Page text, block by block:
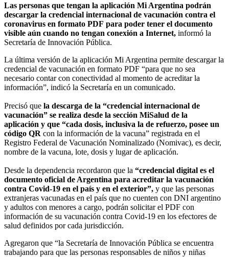
Las personas que tengan la aplicación Mi Argentina podrán
descargar la credencial internacional de vacunación contra el
coronavirus en formato PDF para poder tener el documento
visible aún cuando no tengan conexión a Internet, informó la
Secretaría de Innovación Pública.
La última versión de la aplicación Mi Argentina permite descargar la
credencial de vacunación en formato PDF “para que no sea
necesario contar con conectividad al momento de acreditar la
información”, indicó la Secretaría en un comunicado.
Precisó que la descarga de la “credencial internacional de
vacunación” se realiza desde la sección MiSalud de la
aplicación y que “cada dosis, inclusiva la de refuerzo, posee un
código QR con la información de la vacuna” registrada en el
Registro Federal de Vacunación Nominalizado (Nomivac), es decir,
nombre de la vacuna, lote, dosis y lugar de aplicación.
Desde la dependencia recordaron que la “credencial digital es el
documento oficial de Argentina para acreditar la vacunación
contra Covid-19 en el país y en el exterior”, y que las personas
extranjeras vacunadas en el país que no cuenten con DNI argentino
y adultos con menores a cargo, podrán solicitar el PDF con
información de su vacunación contra Covid-19 en los efectores de
salud definidos por cada jurisdicción.
Agregaron que “la Secretaría de Innovación Pública se encuentra
trabajando para que las personas responsables de niños y niñas